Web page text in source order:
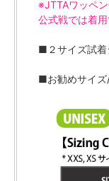
※JTTAワッペ
公式戦では着
■２サイズ試着
■お勧めサイズ